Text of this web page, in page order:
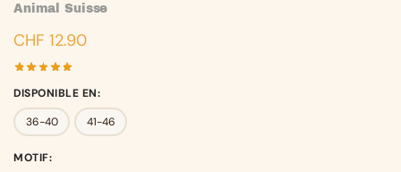
Animal Suisse
CHF 12.90
DISPONIBLE EN:
36-40
41-46
MOTIF: